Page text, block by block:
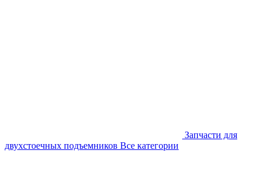
Запчасти для
двухстоечных подъемников Все категории